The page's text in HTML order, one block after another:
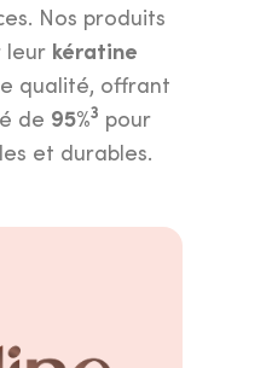
Nos produits
leur kératine
qualité, offrant
de 95%3 pour
et durables.